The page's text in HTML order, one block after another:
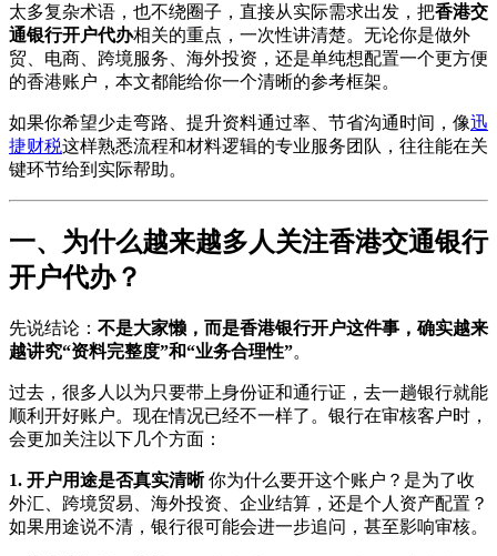
太多复杂术语，也不绕圈子，直接从实际需求出发，把香港交
通银行开户代办相关的重点，一次性讲清楚。无论你是做外
贸、电商、跨境服务、海外投资，还是单纯想配置一个更方便
的香港账户，本文都能给你一个清晰的参考框架。
如果你希望少走弯路、提升资料通过率、节省沟通时间，像迅
捷财税这样熟悉流程和材料逻辑的专业服务团队，往往能在关
键环节给到实际帮助。
一、为什么越来越多人关注香港交通银行
开户代办？
先说结论： 不是大家懒，而是香港银行开户这件事，确实越来
越讲究“资料完整度”和“业务合理性”。
过去，很多人以为只要带上身份证和通行证，去一趟银行就能
顺利开好账户。现在情况已经不一样了。银行在审核客户时，
会更加关注以下几个方面：
1. 开户用途是否真实清晰你为什么要开这个账户？是为了收
外汇、跨境贸易、海外投资、企业结算，还是个人资产配置？
如果用途说不清，银行很可能会进一步追问，甚至影响审核。